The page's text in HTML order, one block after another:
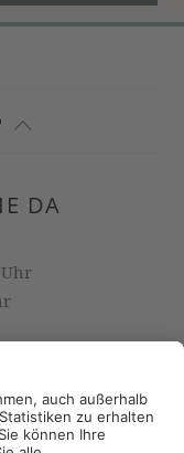
DA
Uhr
0